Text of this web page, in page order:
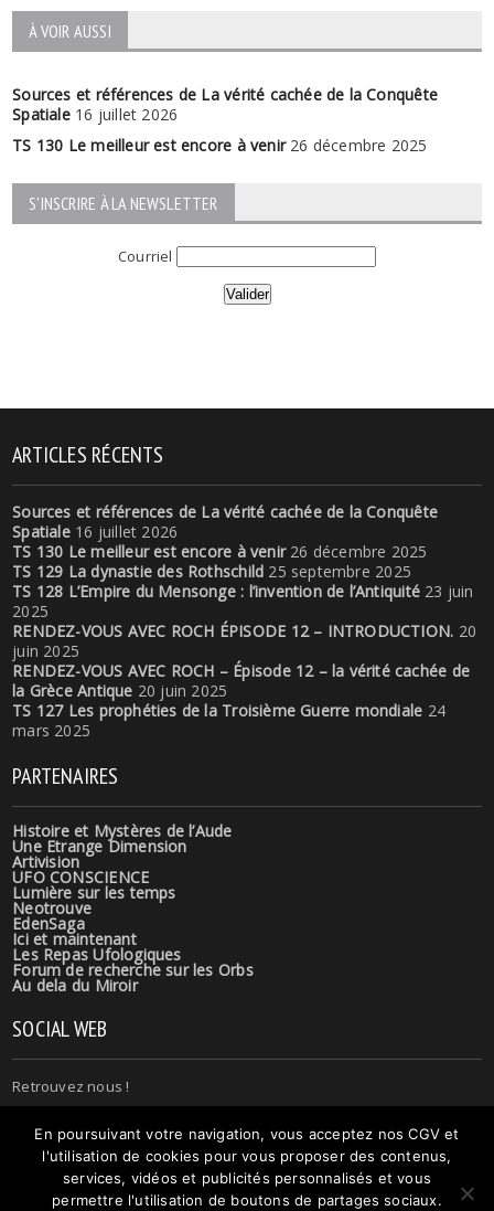
À VOIR AUSSI
Sources et références de La vérité cachée de la Conquête
Spatiale 16 juillet 2026
TS 130 Le meilleur est encore à venir 26 décembre 2025
S'INSCRIRE À LA NEWSLETTER
Courriel
ARTICLES RÉCENTS
Sources et références de La vérité cachée de la Conquête
Spatiale 16 juillet 2026
TS 130 Le meilleur est encore à venir 26 décembre 2025
TS 129 La dynastie des Rothschild 25 septembre 2025
TS 128 L’Empire du Mensonge : l’invention de l’Antiquité 23 juin
2025
RENDEZ-VOUS AVEC ROCH ÉPISODE 12 – INTRODUCTION. 20
juin 2025
RENDEZ-VOUS AVEC ROCH – Épisode 12 – la vérité cachée de
la Grèce Antique 20 juin 2025
TS 127 Les prophéties de la Troisième Guerre mondiale 24
mars 2025
PARTENAIRES
Histoire et Mystères de l’Aude
Une Etrange Dimension
Artivision
UFO CONSCIENCE
Lumière sur les temps
Neotrouve
EdenSaga
Ici et maintenant
Les Repas Ufologiques
Forum de recherche sur les Orbs
Au dela du Miroir
SOCIAL WEB
Retrouvez nous !
En poursuivant votre navigation, vous acceptez nos CGV et
l'utilisation de cookies pour vous proposer des contenus,
services, vidéos et publicités personnalisés et vous
permettre l'utilisation de boutons de partages sociaux.